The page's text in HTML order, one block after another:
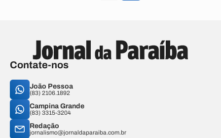
Contate-nos
João Pessoa
(83) 2106.1892
Campina Grande
(83) 3315-3204
Redação
jornalismo@jornaldaparaiba.com.br